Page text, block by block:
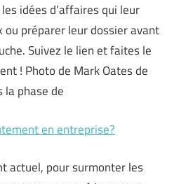
idées d’affaires qui leur
ou préparer leur dossier avant
Suivez le lien et faites le
! Photo de Mark Oates de
la phase de
en entreprise?
actuel, pour surmonter les